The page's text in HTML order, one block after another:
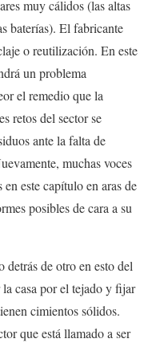
muy cálidos (las altas
baterías). El fabricante
o reutilización. En este
un problema
el remedio que la
retos del sector se
ante la falta de
muchas voces
este capítulo en aras de
posibles de cara a su
detrás de otro en esto del
casa por el tejado y fijar
cimientos sólidos.
que está llamado a ser